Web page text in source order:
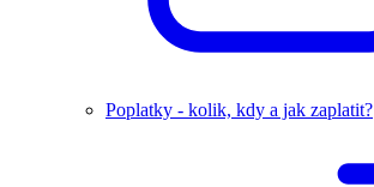
Poplatky - kolik, kdy a jak zaplatit?